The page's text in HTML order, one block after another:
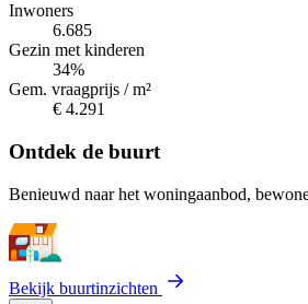
Inwoners
6.685
Gezin met kinderen
34%
Gem. vraagprijs / m²
€ 4.291
Ontdek de buurt
Benieuwd naar het woningaanbod,
Bekijk buurtinzichten